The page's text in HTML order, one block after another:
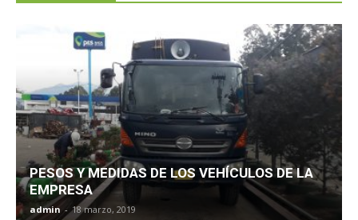
PESOS Y MEDIDAS DE LOS VEHÍCULOS DE LA
EMPRESA
admin - 18 marzo, 2019